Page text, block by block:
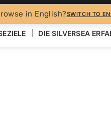
in English?SWITCH TO
DIE SILVERSEA